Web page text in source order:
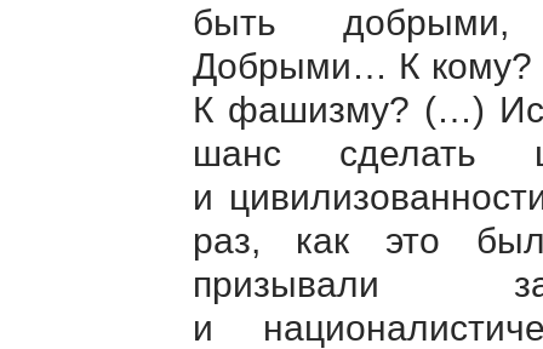
быть добрыми,
Добрыми… К кому?
К фашизму? (…)
шанс сделать
и
раз, как это
призывали
и